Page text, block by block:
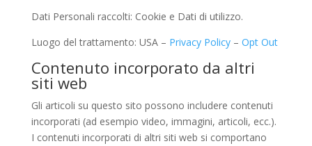
Dati Personali raccolti: Cookie e Dati di utilizzo.
Luogo del trattamento: USA – Privacy Policy– Opt Out
Contenuto incorporato da altri
siti web
Gli articoli su questo sito possono includere contenuti
incorporati (ad esempio video, immagini, articoli, ecc.).
I contenuti incorporati di altri siti web si comportano